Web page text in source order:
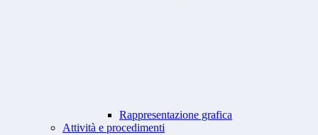
Rappresentazione grafica
Attività e procedimenti